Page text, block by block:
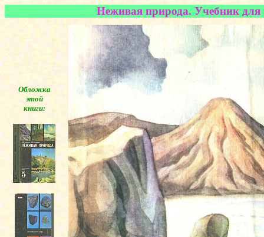
Неживая природа. Учебник
Обложка
этой
книги:
◄